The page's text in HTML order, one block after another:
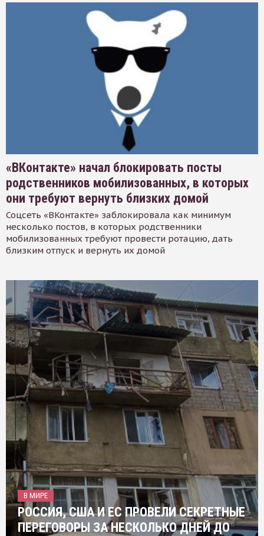
«ВКонтакте» начал блокировать посты
родственников мобилизованных, в которых
они требуют вернуть близких домой
Соцсеть «ВКонтакте» заблокировала как минимум
несколько постов, в которых родственники
мобилизованных требуют провести ротацию, дать
близким отпуск и вернуть их домой
В МИРЕ
РОССИЯ, США И ЕС ПРОВЕЛИ СЕКРЕТНЫЕ
ПЕРЕГОВОРЫ ЗА НЕСКОЛЬКО ДНЕЙ ДО